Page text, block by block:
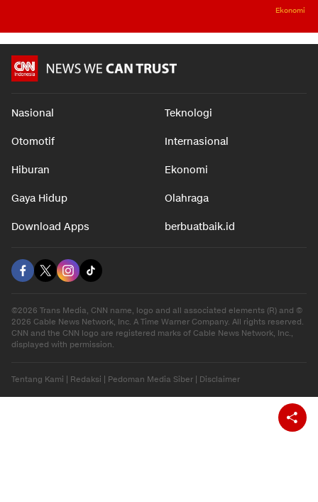
Ekonomi
Nasional Teknologi
Otomotif Internasional
Hiburan Ekonomi
Gaya Hidup Olahraga
Download Apps berbuatbaik.id
©2026 Trans Media, CNN name, logo and all associated elements (R) and ©
2026 Cable News Network, Inc. A Time Warner Company. All rights reserved.
CNN and the CNN logo are registered marks of Cable News Network, Inc.,
displayed with permission.
Tentang Kami | Redaksi | Pedoman Media Siber | Disclaimer